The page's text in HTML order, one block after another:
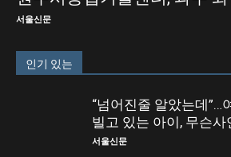
서울신문
인기 있는
“넘어진줄 알았는데”…
빌고 있는 아이, 무슨사
서울신문